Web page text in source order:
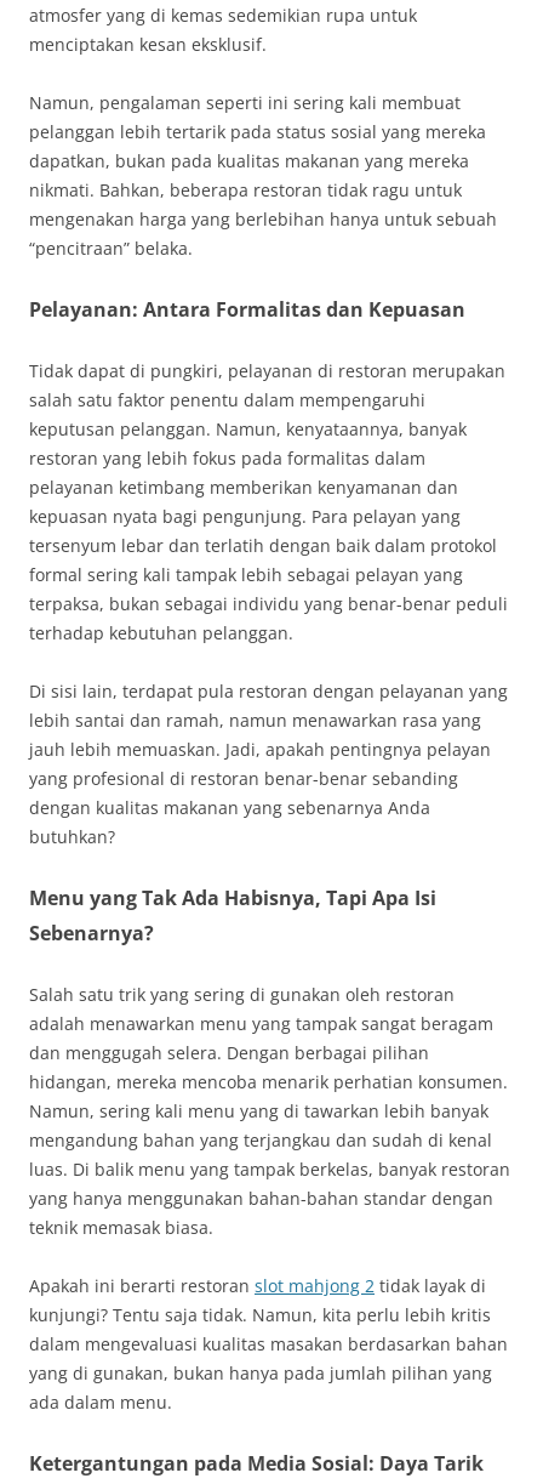
atmosfer yang di kemas sedemikian rupa untuk
menciptakan kesan eksklusif.
Namun, pengalaman seperti ini sering kali membuat
pelanggan lebih tertarik pada status sosial yang mereka
dapatkan, bukan pada kualitas makanan yang mereka
nikmati. Bahkan, beberapa restoran tidak ragu untuk
mengenakan harga yang berlebihan hanya untuk sebuah
“pencitraan” belaka.
Pelayanan: Antara Formalitas dan Kepuasan
Tidak dapat di pungkiri, pelayanan di restoran merupakan
salah satu faktor penentu dalam mempengaruhi
keputusan pelanggan. Namun, kenyataannya, banyak
restoran yang lebih fokus pada formalitas dalam
pelayanan ketimbang memberikan kenyamanan dan
kepuasan nyata bagi pengunjung. Para pelayan yang
tersenyum lebar dan terlatih dengan baik dalam protokol
formal sering kali tampak lebih sebagai pelayan yang
terpaksa, bukan sebagai individu yang benar-benar peduli
terhadap kebutuhan pelanggan.
Di sisi lain, terdapat pula restoran dengan pelayanan yang
lebih santai dan ramah, namun menawarkan rasa yang
jauh lebih memuaskan. Jadi, apakah pentingnya pelayan
yang profesional di restoran benar-benar sebanding
dengan kualitas makanan yang sebenarnya Anda
butuhkan?
Menu yang Tak Ada Habisnya, Tapi Apa Isi
Sebenarnya?
Salah satu trik yang sering di gunakan oleh restoran
adalah menawarkan menu yang tampak sangat beragam
dan menggugah selera. Dengan berbagai pilihan
hidangan, mereka mencoba menarik perhatian konsumen.
Namun, sering kali menu yang di tawarkan lebih banyak
mengandung bahan yang terjangkau dan sudah di kenal
luas. Di balik menu yang tampak berkelas, banyak restoran
yang hanya menggunakan bahan-bahan standar dengan
teknik memasak biasa.
Apakah ini berarti restoran slot mahjong 2 tidak layak di
kunjungi? Tentu saja tidak. Namun, kita perlu lebih kritis
dalam mengevaluasi kualitas masakan berdasarkan bahan
yang di gunakan, bukan hanya pada jumlah pilihan yang
ada dalam menu.
Ketergantungan pada Media Sosial: Daya Tarik